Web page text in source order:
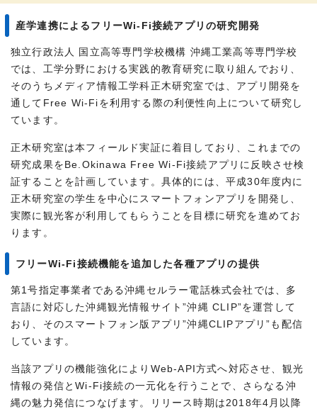
産学連携によるフリーWi-Fi接続アプリの研究開発
独立行政法人 国立高等専門学校機構 沖縄工業高等専門学校
では、工学分野における実践的教育研究に取り組んでおり、
そのうちメディア情報工学科正木研究室では、アプリ開発を
通してFree Wi-Fiを利用する際の利便性向上について研究し
ています。
正木研究室は本フィールド実証に着目しており、これまでの
研究成果をBe.Okinawa Free Wi-Fi接続アプリに反映させ検
証することを計画しています。具体的には、平成30年度内に
正木研究室の学生を中心にスマートフォンアプリを開発し、
実際に観光客が利用してもらうことを目標に研究を進めてお
ります。
フリーWi-Fi接続機能を追加した各種アプリの提供
第1号指定事業者である沖縄セルラー電話株式会社では、多
言語に対応した沖縄観光情報サイト”沖縄 CLIP”を運営して
おり、そのスマートフォン版アプリ”沖縄CLIPアプリ”も配信
しています。
当該アプリの機能強化によりWeb-API方式へ対応させ、観光
情報の発信とWi-Fi接続の一元化を行うことで、さらなる沖
縄の魅力発信につなげます。リリース時期は2018年4月以降